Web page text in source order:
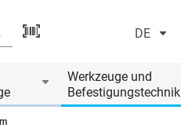
DE
Werkzeuge und
Befestigungstechnik